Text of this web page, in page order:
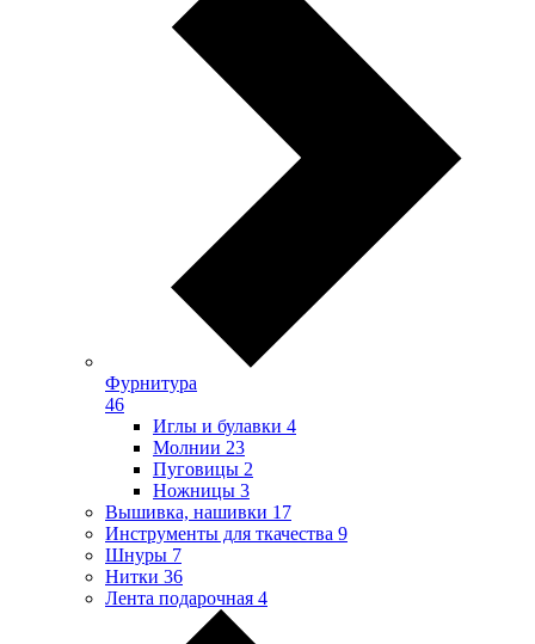
Фурнитура
46
Иглы и булавки 4
Молнии 23
Пуговицы 2
Ножницы 3
Вышивка, нашивки 17
Инструменты для ткачества 9
Шнуры 7
Нитки 36
Лента подарочная 4